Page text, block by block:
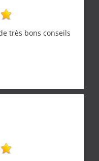
très bons conseils